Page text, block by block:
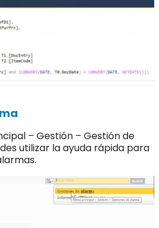
– Gestión – Gestión de
utilizar la ayuda rápida para